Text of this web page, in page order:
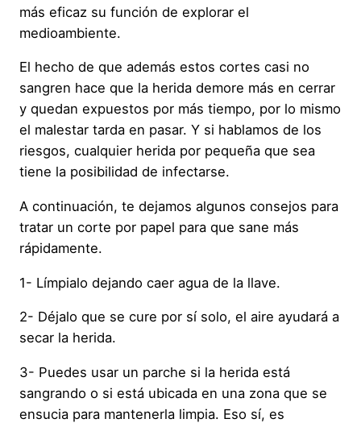
más eficaz su función de explorar el
medioambiente.
El hecho de que además estos cortes casi no
sangren hace que la herida demore más en cerrar
y quedan expuestos por más tiempo, por lo mismo
el malestar tarda en pasar. Y si hablamos de los
riesgos, cualquier herida por pequeña que sea
tiene la posibilidad de infectarse.
A continuación, te dejamos algunos consejos para
tratar un corte por papel para que sane más
rápidamente.
1- Límpialo dejando caer agua de la llave.
2- Déjalo que se cure por sí solo, el aire ayudará a
secar la herida.
3- Puedes usar un parche si la herida está
sangrando o si está ubicada en una zona que se
ensucia para mantenerla limpia. Eso sí, es